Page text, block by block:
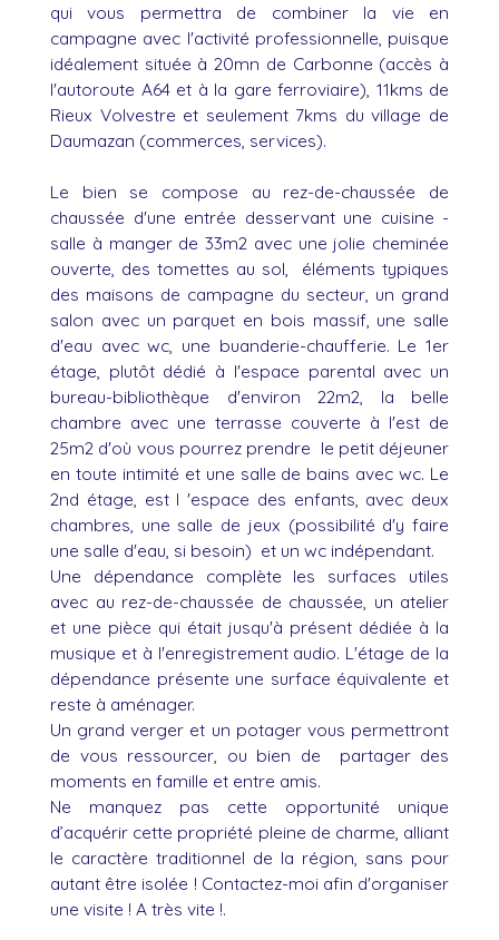
qui vous permettra de combiner la vie en
campagne avec l'activité professionnelle, puisque
idéalement située à 20mn de Carbonne (accès à
l'autoroute A64 et à la gare ferroviaire), 11kms de
Rieux Volvestre et seulement 7kms du village de
Daumazan (commerces, services).
Le bien se compose au rez-de-chaussée de
chaussée d'une entrée desservant une cuisine -
salle à manger de 33m2 avec une jolie cheminée
ouverte, des tomettes au sol, éléments typiques
des maisons de campagne du secteur, un grand
salon avec un parquet en bois massif, une salle
d'eau avec wc, une buanderie-chaufferie. Le 1er
étage, plutôt dédié à l'espace parental avec un
bureau-bibliothèque d'environ 22m2, la belle
chambre avec une terrasse couverte à l'est de
25m2 d'où vous pourrez prendre le petit déjeuner
en toute intimité et une salle de bains avec wc. Le
2nd étage, est l 'espace des enfants, avec deux
chambres, une salle de jeux (possibilité d'y faire
une salle d'eau, si besoin) et un wc indépendant.
Une dépendance complète les surfaces utiles
avec au rez-de-chaussée de chaussée, un atelier
et une pièce qui était jusqu'à présent dédiée à la
musique et à l'enregistrement audio. L'étage de la
dépendance présente une surface équivalente et
reste à aménager.
Un grand verger et un potager vous permettront
de vous ressourcer, ou bien de partager des
moments en famille et entre amis.
Ne manquez pas cette opportunité unique
d’acquérir cette propriété pleine de charme, alliant
le caractère traditionnel de la région, sans pour
autant être isolée ! Contactez-moi afin d'organiser
une visite ! A très vite !.